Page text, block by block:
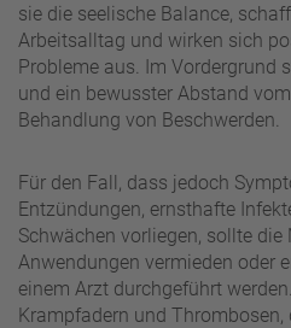
sie die seelische Balance,
Arbeitsalltag und wirken sich
Probleme aus. Im Vordergrund
und ein bewusster Abstand
Behandlung von Beschwerden.
Für den Fall, dass jedoch
Entzündungen, ernsthafte
Schwächen vorliegen, sollte die
Anwendungen vermieden oder
einem Arzt durchgeführt
Krampfadern und